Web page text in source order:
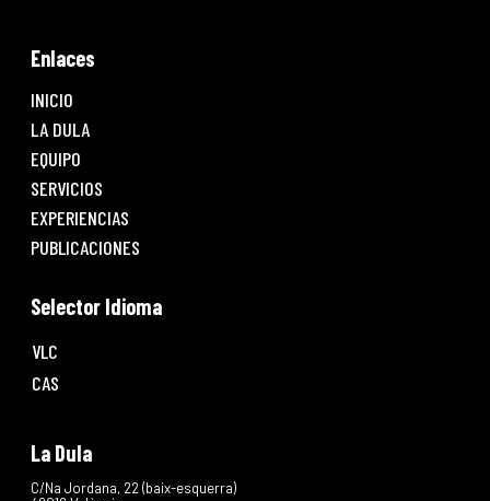
Enlaces
INICIO
LA DULA
EQUIPO
SERVICIOS
EXPERIENCIAS
PUBLICACIONES
Selector Idioma
VLC
CAS
La Dula
C/Na Jordana, 22 (baix-esquerra)